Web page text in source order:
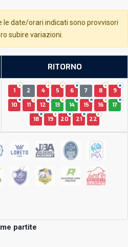
le date/orari indicati sono provvisori
subire variazioni.
RITORNO
1 2 4 5 6 7 8
9
10
11 12 13 14 15 16
17
18
19 20 21 22
partite